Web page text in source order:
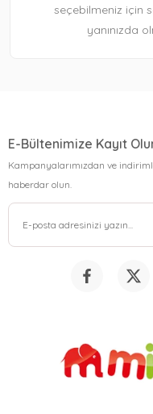
seçebilmeniz için
yanınızda
E-Bültenimize Kayıt
Kampanyalarımızdan ve
haberdar olun.